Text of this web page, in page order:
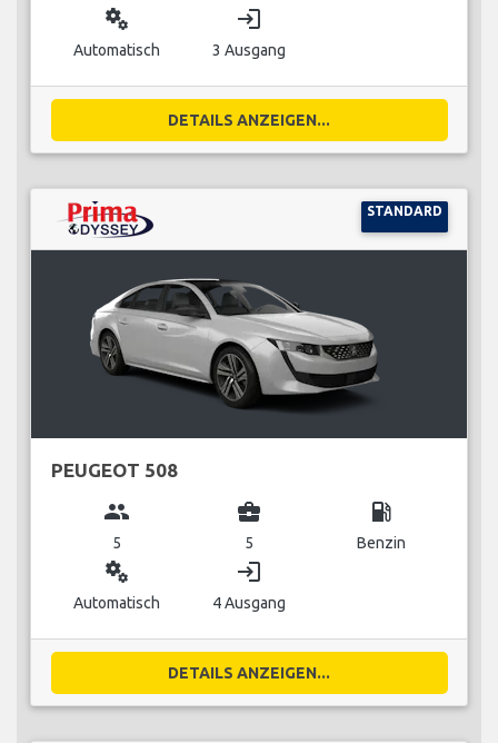
miscellaneous_services
Automatisch
login
3 Ausgang
DETAILS ANZEIGEN...
STANDARD
PEUGEOT 508
group
5
business_center
5
local_gas_station
Benzin
miscellaneous_services
Automatisch
login
4 Ausgang
DETAILS ANZEIGEN...